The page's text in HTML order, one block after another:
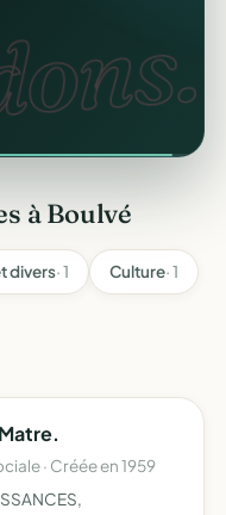
à Boulvé
divers· 1 Culture· 1
· Créée en 1959